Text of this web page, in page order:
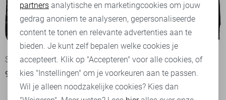
-52%
Sans Sport jas
94,95 198,99
Sans Sport jas
95,95 198,99
Marketing cookies
partners analytische en marketingcookies om jouw
gedrag anoniem te analyseren, gepersonaliseerde
content te tonen en relevante advertenties aan te
bieden. Je kunt zelf bepalen welke cookies je
accepteert. Klik op "Accepteren" voor alle cookies, of
kies "Instellingen" om je voorkeuren aan te passen.
Wil je alleen noodzakelijke cookies? Kies dan